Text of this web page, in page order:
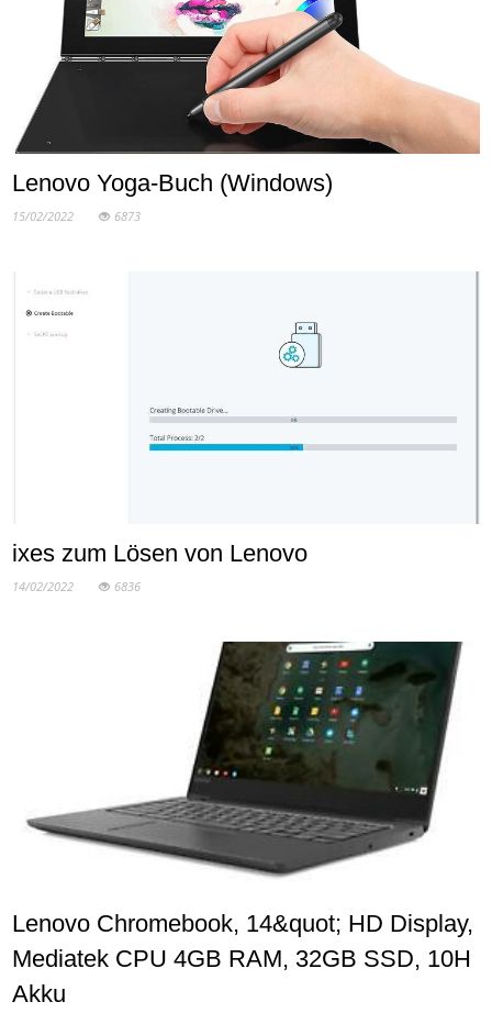
Lenovo Yoga-Buch (Windows)
15/02/2022 6873
ixes zum Lösen von Lenovo
14/02/2022 6836
Lenovo Chromebook, 14&quot; HD Display,
Mediatek CPU 4GB RAM, 32GB SSD, 10H
Akku